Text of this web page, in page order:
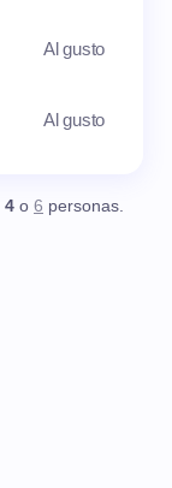
Al gusto
Al gusto
4 o 6 personas.